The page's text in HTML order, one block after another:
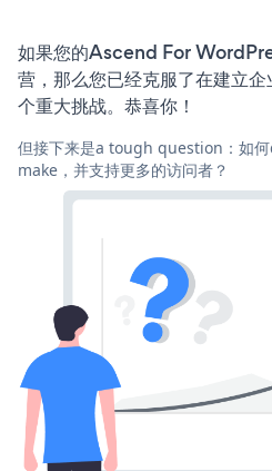
如果您的Ascend For
营，那么您已经克服了在建立
个重大挑战。恭喜你！
但接下来是a tough question：如
make，并支持更多的访问者？